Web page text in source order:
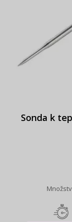
Sonda k